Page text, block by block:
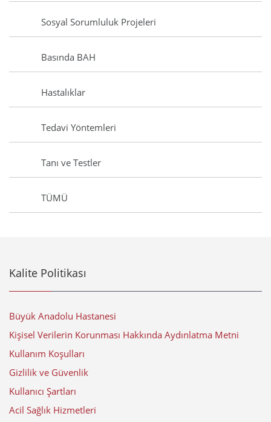
Sosyal Sorumluluk Projeleri
Basında BAH
Hastalıklar
Tedavi Yöntemleri
Tanı ve Testler
TÜMÜ
Kalite Politikası
Büyük Anadolu Hastanesi
Kişisel Verilerin Korunması Hakkında Aydınlatma Metni
Kullanım Koşulları
Gizlilik ve Güvenlik
Kullanıcı Şartları
Acil Sağlık Hizmetleri